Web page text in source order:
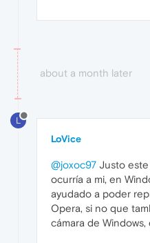
about a month later
L
LoVice
@joxoc97 Justo
ocurría a mi, en
ayudado a poder
Opera, si no que
cámara de